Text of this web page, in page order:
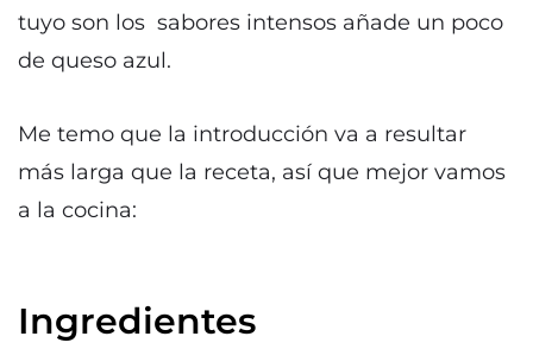
tuyo son los sabores intensos añade un poco
de queso azul.
Me temo que la introducción va a resultar
más larga que la receta, así que mejor vamos
a la cocina:
Ingredientes